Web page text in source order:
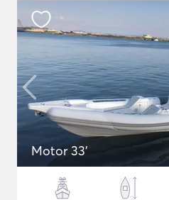
Motor 33'